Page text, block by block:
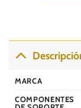
MARCA
COMPONENTES